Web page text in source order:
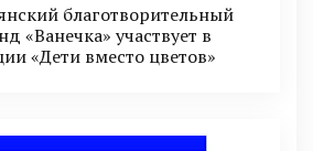
благотворительный
«Ванечка» участвует в
«Дети вместо цветов»